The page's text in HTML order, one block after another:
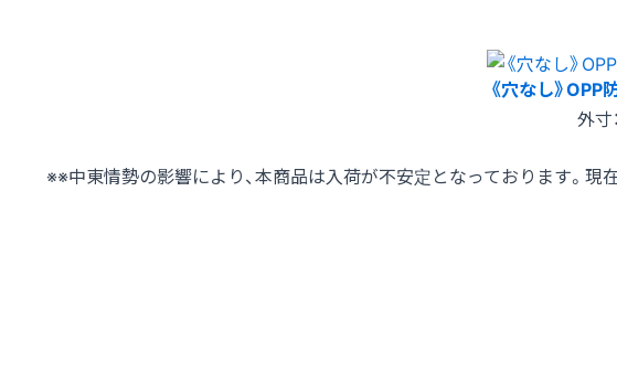
《穴なし》
外
※※中東情勢の影響により、本商品は入荷が不安定となっております。